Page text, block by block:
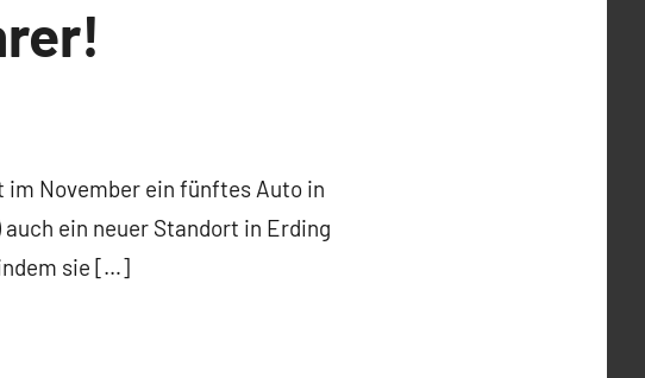
November ein fünftes Auto in
ein neuer Standort in Erding
sie […]